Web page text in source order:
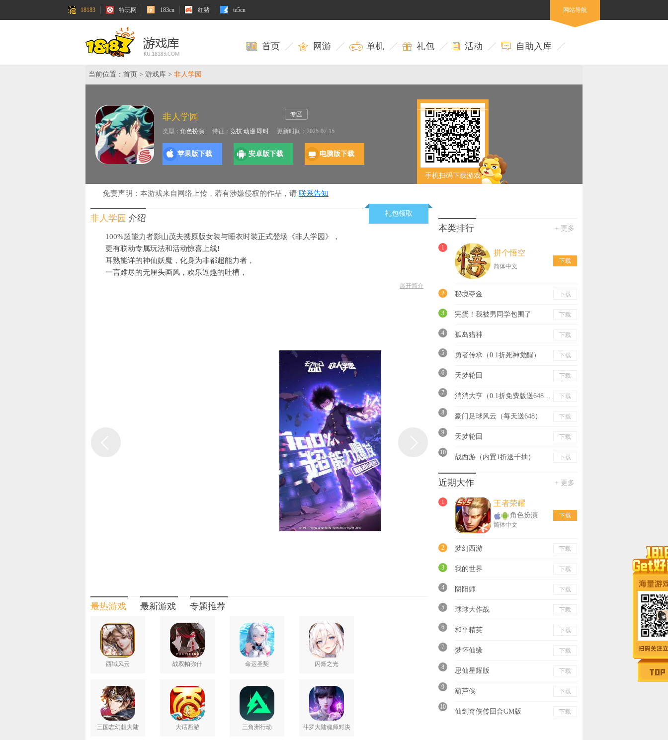
18183 特玩网 183cn 红猪 te5cn 网站导航
首页 网游 单机 礼包 活动 自助入库
当前位置： 首页 > 游戏库 > 非人学园
非人学园 专区
类型： 角色扮演 特征： 竞技 动漫 即时 更新时间：2025-07-15
苹果版下载 安卓版下载 电脑版下载
手机扫码下载游戏
免责声明：本游戏来自网络上传，若有涉嫌侵权的作品，请 联系告知
礼包领取
非人学园 介绍
100%超能力者影山茂夫携原版女装与睡衣时装正式登场《非人学园》，
更有联动专属玩法和活动惊喜上线!
耳熟能详的神仙妖魔，化身为非都超能力者，
一言难尽的无厘头画风，欢乐逗趣的吐槽，
能效果，趣味横生的战场地图设计，飘满花式吐槽弹幕的主城，让我们在这个漫画世界，摩擦出全新的
游戏增设覆盖战场内外的“神奇道具”系统。英雄可固定选择携带场外道具，包括可以让你体验飞一
般的感觉的加速器、专治野怪不服的驯兽锤。场内限定道具，则可以通过河道/击杀蛤蟆大哥/宝箱怪随
机获取，包括可以送你“一拳超神”的金刚拳，让你血条UP的小天使等。这些道具的增设，将对游戏战局
产生出人意料的影响，草里蹦出个大汉朝你扔臭鸡蛋，将会有什么样的后续剧情?
觉醒机制是《非人学园》战斗系统上的另一大创新。到达12级后，不同英雄将获得不同的技能特殊
加成，如红孩儿的大招在觉醒时将获得【击杀后立即刷新CD】的新特性。战斗进入中后期，觉醒系统
将成为核心内容，包括为所有英雄提供单独的觉醒装备，整个战场在第12分钟进入“白热化”状态后，连
小兵、野怪等都将获得觉醒状态的加成，加速战斗进程，更为紧张刺激!
英雄也能有血有肉?《非人学园》各类英雄交互系统，让本命英雄从此不再冰冷!玩家可以选择自己
喜爱的英雄作为游戏界面的主形象，每个英雄都拥有多套独立的动作和CV。游戏还推出了英雄亲密度
宝木中阳 曹云图 二娇
韩莹棣 郝祥海 季冠霖
江时暖 柯暮卿 李兰陵
刘飞 刘康 刘明月
刘晴 苗壮 山新
藤新 瞳音 图特哈蒙
王雅新 夏磊 小连杀
小米 笑谈 新月冰冰
雪夜 叶知秋 亦之紫
展开简介
最热游戏 最新游戏 专题推荐
西域风云 战双帕弥什 命运圣契 闪烁之光
三国志幻想大陆 大话西游 三角洲行动 斗罗大陆魂师对决
+ 更多
本类排行
1
拼个悟空
简体中文
下载
2 秘境夺金 下载
3 完蛋！我被男同学包围了 下载
4 孤岛猎神 下载
5 勇者传承（0.1折死神觉醒） 下载
6 天梦轮回 下载
7 消消大亨（0.1折免费版送6480） 下载
8 豪门足球风云（每天送648） 下载
9
天梦轮回 下载
10
战西游（内置1折送千抽） 下载
+ 更多
近期大作
1 王者荣耀
角色扮演
简体中文
下载
2 梦幻西游 下载
3 我的世界 下载
4 阴阳师 下载
5 球球大作战 下载
6 和平精英 下载
7 梦怀仙缘 下载
8 思仙星耀版 下载
9
葫芦侠 下载
10
仙剑奇侠传回合GM版 下载